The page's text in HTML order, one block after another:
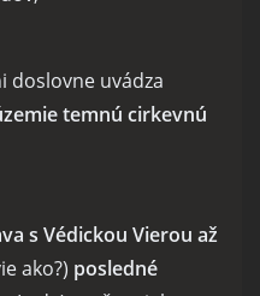
uvádza
temnú cirkevnú
s Védickou Vierou až
ako?) posledné